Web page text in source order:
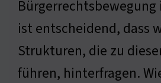
Bürgerrechtsbewegung
ist entscheidend, dass
Strukturen, die zu
führen, hinterfragen.